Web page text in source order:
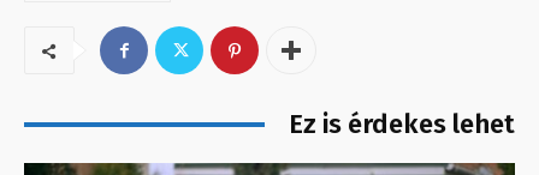
Ez is érdekes lehet